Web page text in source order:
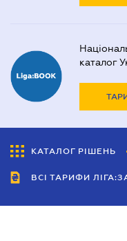
каталог
КАТАЛОГ РІШЕНЬ
ВСІ ТАРИФИ